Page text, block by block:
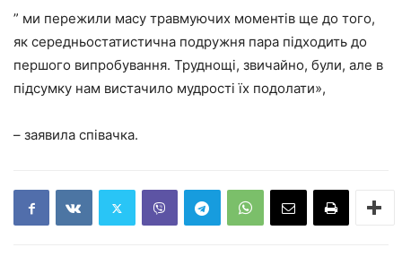
” ми пережили масу травмуючих моментів ще до того,
як середньостатистична подружня пара підходить до
першого випробування. Труднощі, звичайно, були, але в
підсумку нам вистачило мудрості їх подолати»,
– заявила співачка.